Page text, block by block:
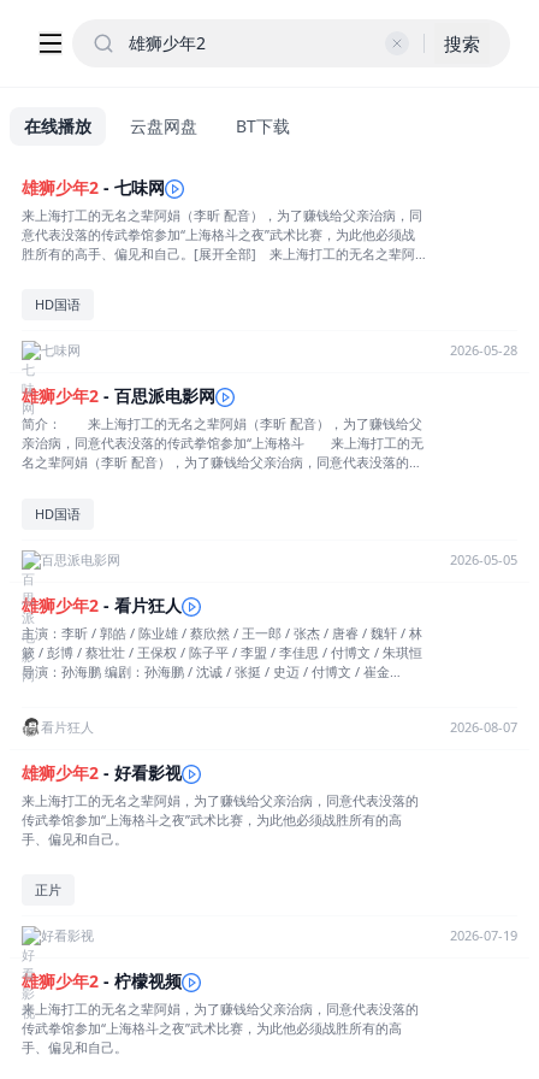
搜索
在线播放 云盘网盘 BT下载
雄狮少年2 - 七味网
来上海打工的无名之辈阿娟（李昕 配音），为了赚钱给父亲治病，同
意代表没落的传武拳馆参加“上海格斗之夜”武术比赛，为此他必须战
胜所有的高手、偏见和自己。[展开全部] 来上海打工的无名之辈阿
己。[收起部分]
HD国语
七味网 2026-05-28
雄狮少年2 - 百思派电影网
简介： 来上海打工的无名之辈阿娟（李昕 配音），为了赚钱给父
亲治病，同意代表没落的传武拳馆参加“上海格斗 来上海打工的无
名之辈阿娟（李昕 配音），为了赚钱给父亲治病，同意代表没落的传
HD国语
百思派电影网 2026-05-05
雄狮少年2 - 看片狂人
主演：李昕 / 郭皓 / 陈业雄 / 蔡欣然 / 王一郎 / 张杰 / 唐睿 / 魏轩 / 林
簌 / 彭博 / 蔡壮壮 / 王保权 / 陈子平 / 李盟 / 李佳思 / 付博文 / 朱琪恒
导演：孙海鹏 编剧：孙海鹏 / 沈诚 / 张挺 / 史迈 / 付博文 / 崔金
动作,动画 别名：I Am What I Am 2 片长/单集：133分钟 8.5 (224790
陆电影《雄狮少年2》的免费在线观看，《雄狮少年2》是对白语言为
汉语普通话，属于喜剧,动作,动画类型，目前在豆瓣的评分为8.5分，
有224790名网友参与打分，最后祝您观影愉快，本页面也会及时添加
或更新本片（剧）的最新播放源。以下是剧情简介： 来上海打工
的无名之辈阿娟（李昕 配音），为了赚钱给父亲治病，同意代表没落
手、偏见和自己。
看片狂人 2026-08-07
雄狮少年2 - 好看影视
来上海打工的无名之辈阿娟，为了赚钱给父亲治病，同意代表没落的
传武拳馆参加“上海格斗之夜”武术比赛，为此他必须战胜所有的高
手、偏见和自己。
正片
好看影视 2026-07-19
雄狮少年2 - 柠檬视频
来上海打工的无名之辈阿娟，为了赚钱给父亲治病，同意代表没落的
传武拳馆参加“上海格斗之夜”武术比赛，为此他必须战胜所有的高
手、偏见和自己。